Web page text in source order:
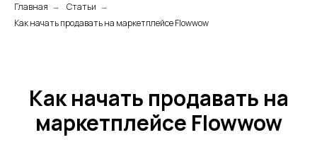
Главная → Статьи →
Как начать продавать на маркетплейсе Flowwow
Как начать продавать на
маркетплейсе Flowwow